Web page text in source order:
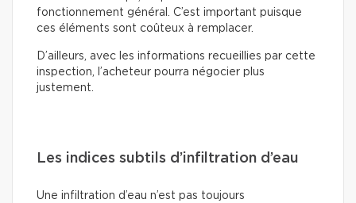
fonctionnement général. C’est important puisque
ces éléments sont coûteux à remplacer.
D’ailleurs, avec les informations recueillies par cette
inspection, l’acheteur pourra négocier plus
justement.
Les indices subtils d’infiltration d’eau
Une infiltration d’eau n’est pas toujours